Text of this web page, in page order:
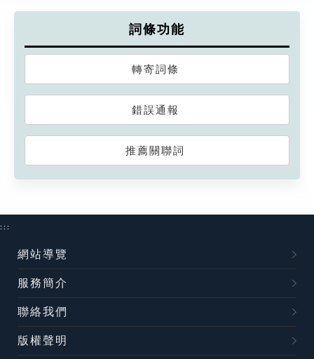
詞條功能
轉寄詞條
錯誤通報
推薦關聯詞
:::
網站導覽
服務簡介
聯絡我們
版權聲明